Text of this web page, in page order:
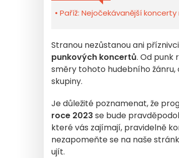
Paříž: Nejočekávanější koncerty
Stranou nezůstanou ani příznivci
punkových koncertů. Od punk
směry tohoto hudebního
skupiny.
Je důležité poznamenat, že
roce 2023 se bude
které vás zajímají, pravidelně
nezapomeňte se na naše
ujít.